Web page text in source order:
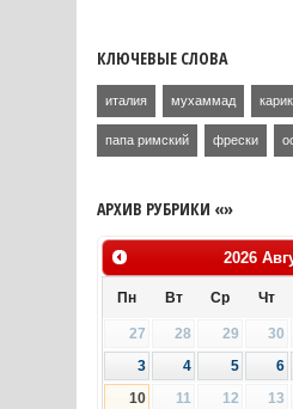
КЛЮЧЕВЫЕ СЛОВА
италия мухаммад
папа римский фрески
АРХИВ РУБРИКИ «»
2026
Пн Вт Ср Чт
27 28 29 30
3
4 5 6
10
11 12 13